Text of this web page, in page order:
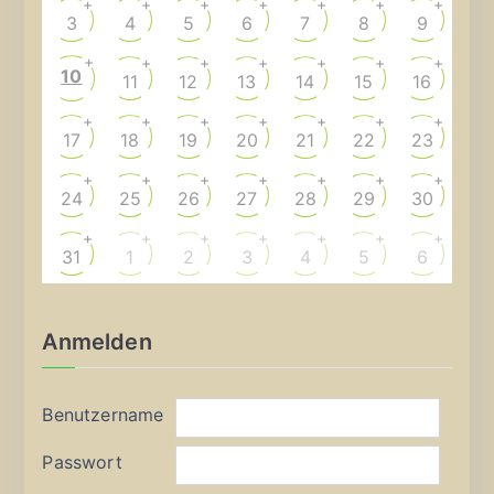
3
+
4
+
5
+
6
+
7
+
8
+
9
+
10
+
11
+
12
+
13
+
14
+
15
+
16
+
17
+
18
+
19
+
20
+
21
+
22
+
23
+
24
+
25
+
26
+
27
+
28
+
29
+
30
+
31
+
1
+
2
+
3
+
4
+
5
+
6
+
Anmelden
Benutzername
Passwort